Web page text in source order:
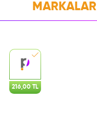
MARKALAR
216,00 TL